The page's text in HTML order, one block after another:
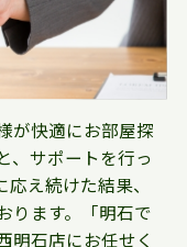
が快適にお部屋探
、サポートを行っ
え続けた結果、
ります。「明石で
明石店にお任せく